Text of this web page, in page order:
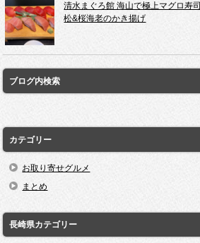
清水まぐろ館 海山で極上マグロ寿司
松&桜海老のかき揚げ
ブログ内検索
カテゴリー
お取り寄せグルメ
まとめ
長崎県カテゴリー